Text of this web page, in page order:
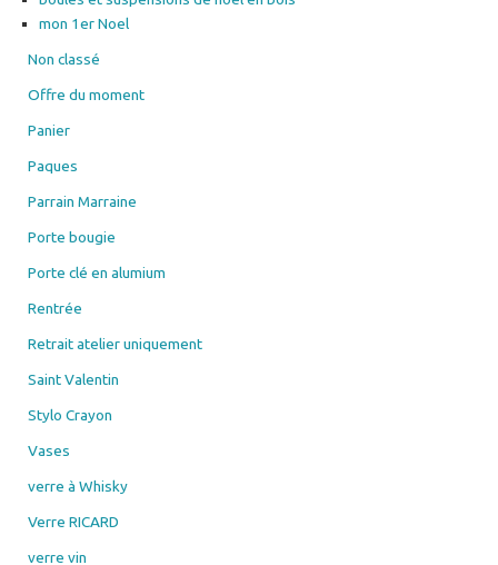
mon 1er Noel
Non classé
Offre du moment
Panier
Paques
Parrain Marraine
Porte bougie
Porte clé en alumium
Rentrée
Retrait atelier uniquement
Saint Valentin
Stylo Crayon
Vases
verre à Whisky
Verre RICARD
verre vin